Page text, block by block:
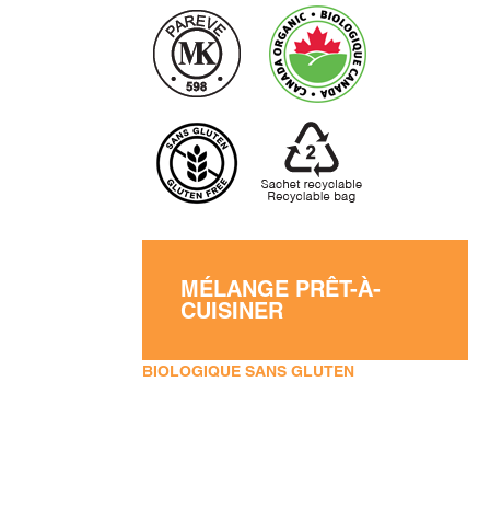
MÉLANGE PRÊT-À-
CUISINER
BIOLOGIQUE SANS GLUTEN